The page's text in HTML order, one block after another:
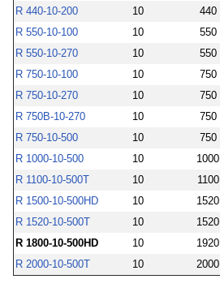
R 440-10-200
10 440
R 550-10-100
10 550
R 550-10-270
10 550
R 750-10-100
10 750
R 750-10-270
10 750
R 750В-10-270
10 750
R 750-10-500
10 750
R 1000-10-500
10 1000
R 1100-10-500T
10 1100
R 1500-10-500HD
10 1520
R 1520-10-500T
10 1520
R 1800-10-500HD
10 1920
R 2000-10-500T
10 2000